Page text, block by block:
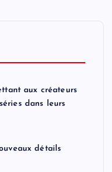
aux créateurs
dans leurs
détails